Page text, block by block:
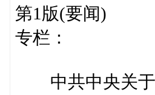
第1版(要闻)
专栏：
中共中央关于